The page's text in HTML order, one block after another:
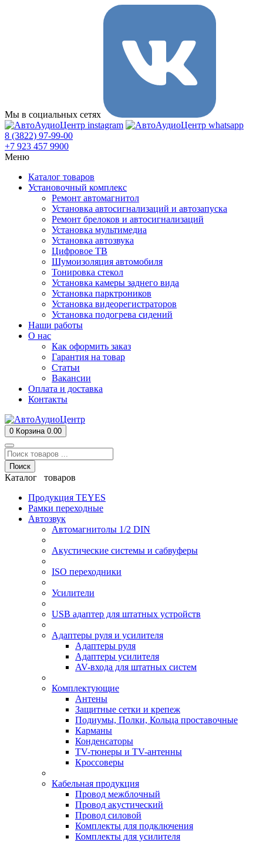
Мы в социальных сетях
8 (3822) 97-99-00
+7 923 457 9900
Меню
Каталог товаров
Установочный комплекс
Ремонт автомагнитол
Установка автосигнализаций и автозапуска
Ремонт брелоков и автосигнализаций
Установка мультимедиа
Установка автозвука
Цифровое ТВ
Шумоизоляция автомобиля
Тонировка стекол
Установка камеры заднего вида
Установка парктроников
Установка видеорегистраторов
Установка подогрева сидений
Наши работы
О нас
Как оформить заказ
Гарантия на товар
Статьи
Вакансии
Оплата и доставка
Контакты
0 Корзина 0.00
Поиск
Каталог товаров
Продукция TEYES
Рамки переходные
Автозвук
Автомагнитолы 1/2 DIN
Акустические системы и сабвуферы
ISO переходники
Усилители
USB адаптер для штатных устройств
Адаптеры руля и усилителя
Адаптеры руля
Адаптеры усилителя
AV-входа для штатных систем
Комплектующие
Антены
Защитные сетки и крепеж
Подиумы, Полки, Кольца проставочные
Карманы
Конденсаторы
TV-тюнеры и TV-антенны
Кроссоверы
Кабельная продукция
Провод межблочный
Провод акустический
Провод силовой
Комплекты для подключения
Комплекты для усилителя